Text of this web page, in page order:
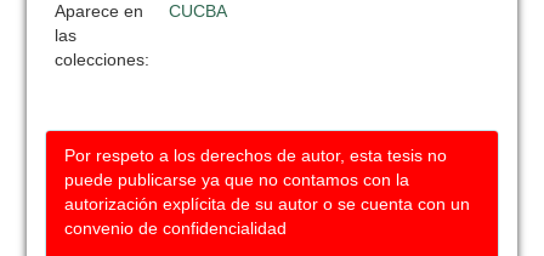
Aparece en
las
colecciones:
CUCBA
Por respeto a los derechos de autor, esta tesis no
puede publicarse ya que no contamos con la
autorización explícita de su autor o se cuenta con un
convenio de confidencialidad